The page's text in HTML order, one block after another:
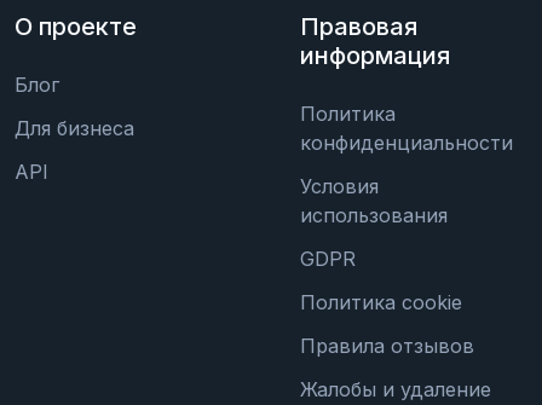
О проекте
Блог
Для бизнеса
API
Правовая
информация
Политика
конфиденциальности
Условия
использования
GDPR
Политика cookie
Правила отзывов
Жалобы и удаление